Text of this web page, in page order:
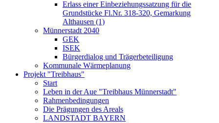
Erlass einer Einbeziehungssatzung für die
Grundstücke Fl.Nr. 318-320, Gemarkung
Althausen (1)
Münnerstadt 2040
GEK
ISEK
Bürgerdialog und Trägerbeteiligung
Kommunale Wärmeplanung
Projekt "Treibhaus"
Start
Leben in der Aue "Treibhaus Münnerstadt"
Rahmenbedingungen
Die Prägungen des Areals
LANDSTADT BAYERN